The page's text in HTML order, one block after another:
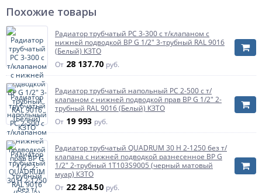
Терморегулятор
Количество труб в одной секции
1
Цвет
RAL 9016 (Белый)
Масса нетто
Страна происхождения
Россия
Количество секций
5 секций
Похожие товары
Радиатор трубчатый РС 3-300 с т/клапаном с
нижней подводкой ВР G 1/2" 3-трубный RAL 9016
(Белый) КЗТО
От 28 137.70 руб.
Радиатор трубчатый напольный РС 2-500 с т/
клапаном с нижней подводкой прав ВР G 1/2" 2-
трубный RAL 9016 (Белый) КЗТО
От 19 993 руб.
Радиатор трубчатый QUADRUM 30 H 2-1250 без т/
клапана с нижней подводкой разнесенное ВР G
1/2" 2-трубный 1T103S9005 (черный матовый
муар) КЗТО
От 22 284.50 руб.